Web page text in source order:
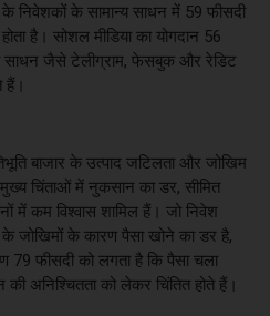
के निवेशकों के सामान्य साधन में 59 फीसदी
है। सोशल मीडिया का योगदान 56
साधन जैसे टेलीग्राम, फेसबुक और रेडिट
बाजार के उत्पाद जटिलता और जोखिम
चिंताओं में नुकसान का डर, सीमित
में कम विश्वास शामिल हैं। जो निवेश
जोखिमों के कारण पैसा खोने का डर है,
फीसदी को लगता है कि पैसा चला
की अनिश्चितता को लेकर चिंतित होते हैं।